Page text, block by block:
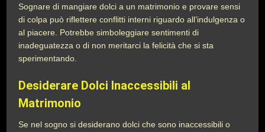
Sognare di mangiare dolci a un matrimonio e provare sensi
di colpa può riflettere conflitti interni riguardo all’indulgenza o
al piacere. Potrebbe simboleggiare sentimenti di
inadeguatezza o di non meritarci la felicità che si sta
sperimentando.
Desiderare Dolci Inaccessibili al
Matrimonio
Se nel sogno si desiderano dolci che sono inaccessibili o